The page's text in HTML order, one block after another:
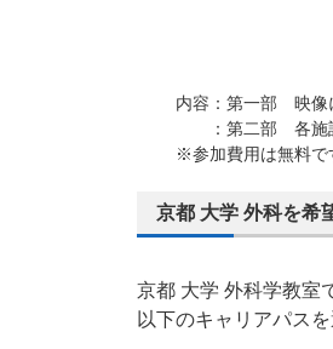
内容：第一部 映像
：第二部 各施設
※参加費用は無料で
京都 大学 外科を希
京都 大学 外科学教室
以下のキャリアパス